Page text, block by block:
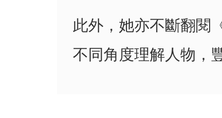
此外，她亦不斷翻閱
不同角度理解人物，